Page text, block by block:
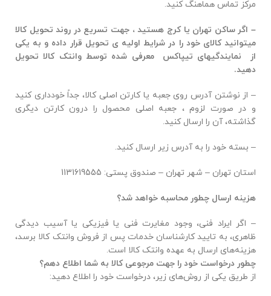
مرکز تماس هماهنگ کنید.
– اگر ساکن تهران یا کرج هستید ، جهت تسریع در روند تحویل کالا
میتوانید کالای خود را در شرایط اولیه ی تحویل قرار داده و به یکی
از
نمایندگیهای تیپاکس
معرفی شده توسط وانتک کالا تحویل
دهید.
– از نوشتن آدرس روی جعبه یا کارتن اصلی کالا، جداً خودداری کنید
و در صورت لزوم ، جعبه اصلی محصول را درون کارتن دیگری
گذاشته، آن را ارسال کنید.
– بسته خود را به آدرس زیر ارسال کنید.
استان تهران – شهر تهران – صندوق پستی: 1131619555
هزینه ارسال چطور محاسبه خواهد شد؟
– اگر ایراد فنی، وجود مغایرت فنی یا فیزیکی یا آسیب دیدگی
ظاهری، به تایید کارشناسان خدمات پس از فروش وانتک کالا برسد،
هزینه‌های ارسال به عهده وانتک کالا است.
چطور درخواست خود را جهت مرجوعی کالا به شما اطلاع دهم؟
از طریق یکی از روش‌های زیر، درخواست خود را اطلاع دهید: